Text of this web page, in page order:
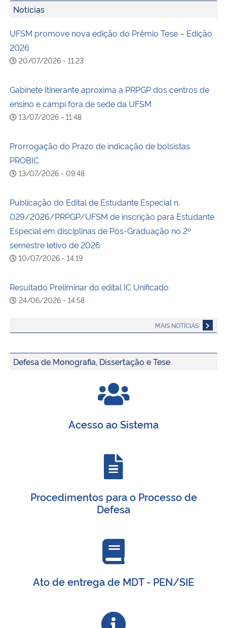
Notícias
UFSM promove nova edição do Prêmio Tese – Edição
2026
20/07/2026 - 11:23
Gabinete Itinerante aproxima a PRPGP dos centros de
ensino e campi fora de sede da UFSM
13/07/2026 - 11:48
Prorrogação do Prazo de indicação de bolsistas
PROBIC
13/07/2026 - 09:48
Publicação do Edital de Estudante Especial n.
029/2026/PRPGP/UFSM de inscrição para Estudante
Especial em disciplinas de Pós-Graduação no 2º
semestre letivo de 2026
10/07/2026 - 14:19
Resultado Preliminar do edital IC Unificado
24/06/2026 - 14:58
MAIS NOTÍCIAS
Defesa de Monografia, Dissertação e Tese
Acesso ao Sistema
Procedimentos para o Processo de
Defesa
Ato de entrega de MDT - PEN/SIE